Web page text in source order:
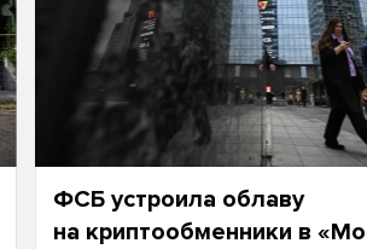
ФСБ устроила облаву
на криптообменники в